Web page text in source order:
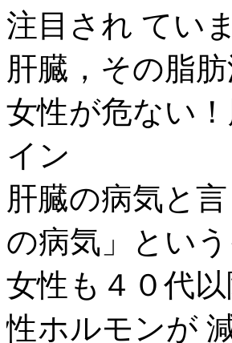
注目され てい
肝臓，その脂
女性が危ない
イン
肝臓の病気と
の病気」とい
女性も４０代
性ホルモンが